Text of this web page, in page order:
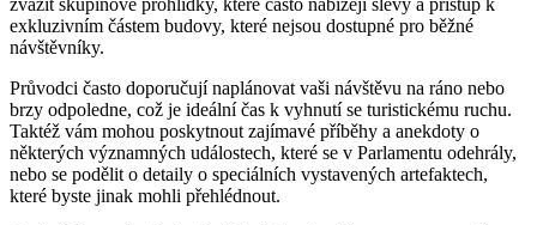
zvážit skupinové prohlídky, které často nabízejí slevy a přístup k
exkluzivním částem budovy, které nejsou dostupné pro běžné
návštěvníky.
Průvodci často doporučují naplánovat vaši návštěvu na ráno nebo
brzy odpoledne, což je ideální čas k vyhnutí se turistickému ruchu.
Taktéž vám mohou poskytnout zajímavé příběhy a anekdoty o
některých významných událostech, které se v Parlamentu odehrály,
nebo se podělit o detaily o speciálních vystavených artefaktech,
které byste jinak mohli přehlédnout.